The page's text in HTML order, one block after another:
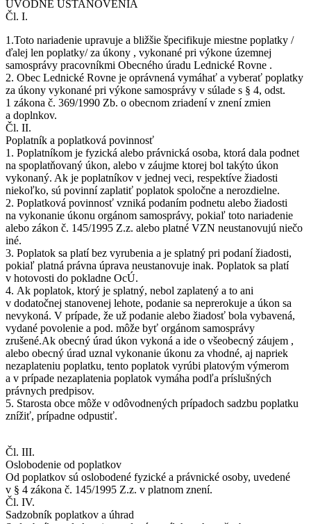
ÚVODNÉ USTANOVENIA
Čl. I.
1.Toto nariadenie upravuje a bližšie špecifikuje miestne poplatky /
ďalej len poplatky/ za úkony , vykonané pri výkone územnej
samosprávy pracovníkmi Obecného úradu Lednické Rovne .
2. Obec Lednické Rovne je oprávnená vymáhať a vyberať poplatky
za úkony vykonané pri výkone samosprávy v súlade s § 4, odst.
1 zákona č. 369/1990 Zb. o obecnom zriadení v znení zmien
a doplnkov.
Čl. II.
Poplatník a poplatková povinnosť
1. Poplatníkom je fyzická alebo právnická osoba, ktorá dala podnet
na spoplatňovaný úkon, alebo v záujme ktorej bol takýto úkon
vykonaný. Ak je poplatníkov v jednej veci, respektíve žiadosti
niekoľko, sú povinní zaplatiť poplatok spoločne a nerozdielne.
2. Poplatková povinnosť vzniká podaním podnetu alebo žiadosti
na vykonanie úkonu orgánom samosprávy, pokiaľ toto nariadenie
alebo zákon č. 145/1995 Z.z. alebo platné VZN neustanovujú niečo
iné.
3. Poplatok sa platí bez vyrubenia a je splatný pri podaní žiadosti,
pokiaľ platná právna úprava neustanovuje inak. Poplatok sa platí
v hotovosti do pokladne OcÚ.
4. Ak poplatok, ktorý je splatný, nebol zaplatený a to ani
v dodatočnej stanovenej lehote, podanie sa neprerokuje a úkon sa
nevykoná. V prípade, že už podanie alebo žiadosť bola vybavená,
vydané povolenie a pod. môže byť orgánom samosprávy
zrušené.Ak obecný úrad úkon vykoná a ide o všeobecný záujem ,
alebo obecný úrad uznal vykonanie úkonu za vhodné, aj napriek
nezaplateniu poplatku, tento poplatok vyrúbi platovým výmerom
a v prípade nezaplatenia poplatok vymáha podľa príslušných
právnych predpisov.
5. Starosta obce môže v odôvodnených prípadoch sadzbu poplatku
znížiť, prípadne odpustiť.
Čl. III.
Oslobodenie od poplatkov
Od poplatkov sú oslobodené fyzické a právnické osoby, uvedené
v § 4 zákona č. 145/1995 Z.z. v platnom znení.
Čl. IV.
Sadzobník poplatkov a úhrad